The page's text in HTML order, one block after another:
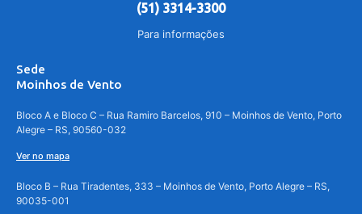
(51) 3314-3300
Para informações
Sede
Moinhos de Vento
Bloco A e Bloco C – Rua Ramiro Barcelos, 910 – Moinhos de Vento, Porto
Alegre – RS, 90560-032
Ver no mapa
Bloco B – Rua Tiradentes, 333 – Moinhos de Vento, Porto Alegre – RS,
90035-001